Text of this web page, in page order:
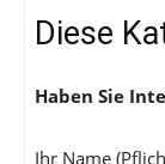
Diese
Haben Sie
Ihr Name